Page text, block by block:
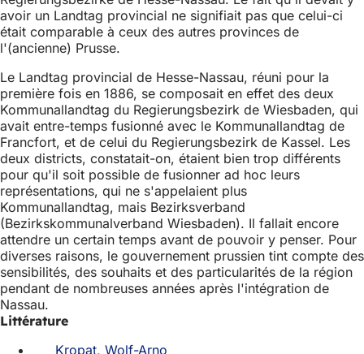
avoir un Landtag provincial ne signifiait pas que celui-ci
était comparable à ceux des autres provinces de
l'(ancienne) Prusse.
Le Landtag provincial de Hesse-Nassau, réuni pour la
première fois en 1886, se composait en effet des deux
Kommunallandtag du Regierungsbezirk de Wiesbaden, qui
avait entre-temps fusionné avec le Kommunallandtag de
Francfort, et de celui du Regierungsbezirk de Kassel. Les
deux districts, constatait-on, étaient bien trop différents
pour qu'il soit possible de fusionner ad hoc leurs
représentations, qui ne s'appelaient plus
Kommunallandtag, mais Bezirksverband
(Bezirkskommunalverband Wiesbaden). Il fallait encore
attendre un certain temps avant de pouvoir y penser. Pour
diverses raisons, le gouvernement prussien tint compte des
sensibilités, des souhaits et des particularités de la région
pendant de nombreuses années après l'intégration de
Nassau.
Littérature
Kropat, Wolf-Arno